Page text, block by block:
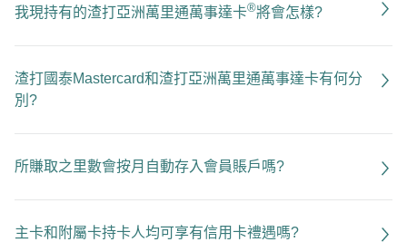
我現持有的渣打亞洲萬里通萬事達卡®將會怎樣?
渣打國泰Mastercard和渣打亞洲萬里通萬事達卡有何分
別?
所賺取之里數會按月自動存入會員賬戶嗎?
主卡和附屬卡持卡人均可享有信用卡禮遇嗎?